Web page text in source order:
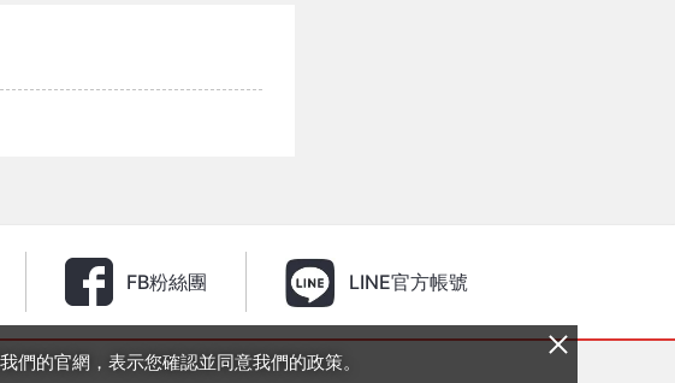
FB粉絲團 LINE官方帳號
們的官網，表示您確認並同意我們的政策。